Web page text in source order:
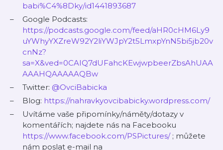
babi%C4%8Dky/id1441893687
Google Podcasts:
https://podcasts.google.com/feed/aHR0cHM6Ly9
uYWhyYXZreW92Y2liYWJpY2t5LmxpYnN5bi5jb20v
cnNz?
sa=X&ved=0CAIQ7dUFahcKEwjwpbeerZbsAhUAA
AAAHQAAAAAQBw
Twitter: @OvciBabicka
Blog: https://nahravkyovcibabicky.wordpress.com/
Uvítáme vaše připomínky/náměty/dotazy v
komentářích; najdete nás na Facebooku
https://www.facebook.com/PSPictures/; můžete
nám poslat e-mail na